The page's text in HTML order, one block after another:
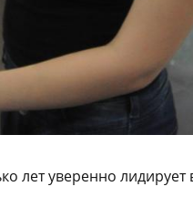
лет уверенно лидирует